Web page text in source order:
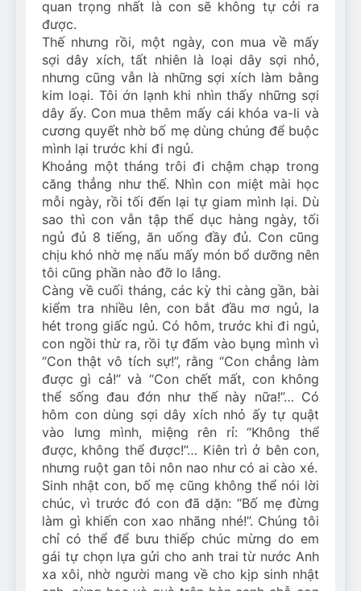
quan trọng nhất là con sẽ không tự cởi ra
được.
Thế nhưng rồi, một ngày, con mua về mấy
sợi dây xích, tất nhiên là loại dây sợi nhỏ,
nhưng cũng vẫn là những sợi xích làm bằng
kim loại. Tôi ớn lạnh khi nhìn thấy những sợi
dây ấy. Con mua thêm mấy cái khóa va-li và
cương quyết nhờ bố mẹ dùng chúng để buộc
mình lại trước khi đi ngủ.
Khoảng một tháng trôi đi chậm chạp trong
căng thẳng như thế. Nhìn con miệt mài học
mỗi ngày, rồi tối đến lại tự giam mình lại. Dù
sao thì con vẫn tập thể dục hàng ngày, tối
ngủ đủ 8 tiếng, ăn uống đầy đủ. Con cũng
chịu khó nhờ mẹ nấu mấy món bổ dưỡng nên
tôi cũng phần nào đỡ lo lắng.
Càng về cuối tháng, các kỳ thi càng gần, bài
kiểm tra nhiều lên, con bắt đầu mơ ngủ, la
hét trong giấc ngủ. Có hôm, trước khi đi ngủ,
con ngồi thừ ra, rồi tự đấm vào bụng mình vì
“Con thật vô tích sự!”, rằng “Con chẳng làm
được gì cả!” và “Con chết mất, con không
thể sống đau đớn như thế này nữa!”… Có
hôm con dùng sợi dây xích nhỏ ấy tự quật
vào lưng mình, miệng rên rỉ: “Không thể
được, không thể được!”… Kiên trì ở bên con,
nhưng ruột gan tôi nôn nao như có ai cào xé.
Sinh nhật con, bố mẹ cũng không thể nói lời
chúc, vì trước đó con đã dặn: “Bố mẹ đừng
làm gì khiến con xao nhãng nhé!”. Chúng tôi
chỉ có thể để bưu thiếp chúc mừng do em
gái tự chọn lựa gửi cho anh trai từ nước Anh
xa xôi, nhờ người mang về cho kịp sinh nhật